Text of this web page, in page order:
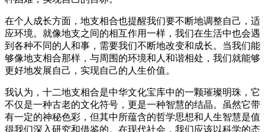
在个人成长方面，地支相合也提醒我们要不断地调整自己，适
应环境。就像地支之间的相互作用一样，我们在生活中也会遇
到各种不同的人和事，需要我们不断地改变和成长。当我们能
够像地支相合那样，与周围的环境和人和谐相处，我们就能够
更好地发展自己，实现自己的人生价值。
我认为，十二地支相合是中华文化宝库中的一颗璀璨明珠，它
不仅是一种古老的文化符号，更是一种智慧的结晶。虽然它带
有一定的神秘色彩，但其中所蕴含的哲学思想和人生智慧是值
得我们深入研究和借鉴的。在现代社会，我们应该以科学的态